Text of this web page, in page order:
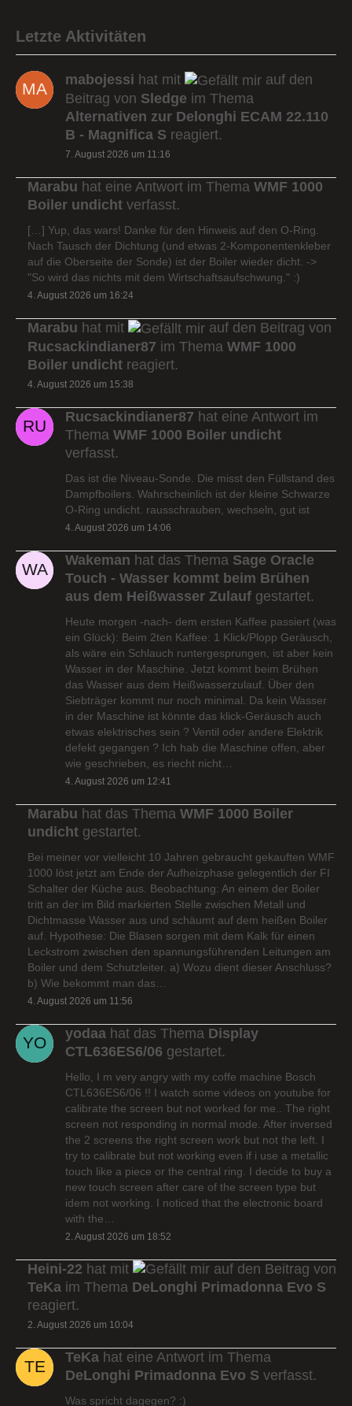
Letzte Aktivitäten
mabojessi hat mit
auf den
Beitrag von Sledge im Thema
Alternativen zur Delonghi ECAM 22.110
B - Magnifica S reagiert.
7. August 2026 um 11:16
Marabu hat eine Antwort im Thema WMF 1000
Boiler undicht verfasst.
[…] Yup, das wars! Danke für den Hinweis auf den O-Ring.
Nach Tausch der Dichtung (und etwas 2-Komponentenkleber
auf die Oberseite der Sonde) ist der Boiler wieder dicht. ->
"So wird das nichts mit dem Wirtschaftsaufschwung." :)
4. August 2026 um 16:24
Marabu hat mit
auf den Beitrag von
Rucsackindianer87 im Thema WMF 1000
Boiler undicht reagiert.
4. August 2026 um 15:38
Rucsackindianer87 hat eine Antwort im
Thema WMF 1000 Boiler undicht
verfasst.
Das ist die Niveau-Sonde. Die misst den Füllstand des
Dampfboilers. Wahrscheinlich ist der kleine Schwarze
O-Ring undicht. rausschrauben, wechseln, gut ist
4. August 2026 um 14:06
Wakeman hat das Thema Sage Oracle
Touch - Wasser kommt beim Brühen
aus dem Heißwasser Zulauf gestartet.
Heute morgen -nach- dem ersten Kaffee passiert (was
ein Glück): Beim 2ten Kaffee: 1 Klick/Plopp Geräusch,
als wäre ein Schlauch runtergesprungen, ist aber kein
Wasser in der Maschine. Jetzt kommt beim Brühen
das Wasser aus dem Heißwasserzulauf. Über den
Siebträger kommt nur noch minimal. Da kein Wasser
in der Maschine ist könnte das klick-Geräusch auch
etwas elektrisches sein ? Ventil oder andere Elektrik
defekt gegangen ? Ich hab die Maschine offen, aber
wie geschrieben, es riecht nicht…
4. August 2026 um 12:41
Marabu hat das Thema WMF 1000 Boiler
undicht gestartet.
Bei meiner vor vielleicht 10 Jahren gebraucht gekauften WMF
1000 löst jetzt am Ende der Aufheizphase gelegentlich der FI
Schalter der Küche aus. Beobachtung: An einem der Boiler
tritt an der im Bild markierten Stelle zwischen Metall und
Dichtmasse Wasser aus und schäumt auf dem heißen Boiler
auf. Hypothese: Die Blasen sorgen mit dem Kalk für einen
Leckstrom zwischen den spannungsführenden Leitungen am
Boiler und dem Schutzleiter. a) Wozu dient dieser Anschluss?
b) Wie bekommt man das…
4. August 2026 um 11:56
yodaa hat das Thema Display
CTL636ES6/06 gestartet.
Hello, I m very angry with my coffe machine Bosch
CTL636ES6/06 !! I watch some videos on youtube for
calibrate the screen but not worked for me.. The right
screen not responding in normal mode. After inversed
the 2 screens the right screen work but not the left. I
try to calibrate but not working even if i use a metallic
touch like a piece or the central ring. I decide to buy a
new touch screen after care of the screen type but
idem not working. I noticed that the electronic board
with the…
2. August 2026 um 18:52
Heini-22 hat mit
auf den Beitrag von
TeKa im Thema DeLonghi Primadonna Evo S
reagiert.
2. August 2026 um 10:04
TeKa hat eine Antwort im Thema
DeLonghi Primadonna Evo S verfasst.
Was spricht dagegen? :)